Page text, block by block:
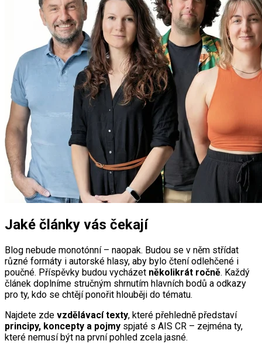
Jaké články vás čekají
Blog nebude monotónní – naopak. Budou se v něm střídat
různé formáty i autorské hlasy, aby bylo čtení odlehčené i
poučné. Příspěvky budou vycházet několikrát ročně. Každý
článek doplníme stručným shrnutím hlavních bodů a odkazy
pro ty, kdo se chtějí ponořit hlouběji do tématu.
Najdete zde vzdělávací texty, které přehledně představí
principy, koncepty a pojmy spjaté s AIS CR – zejména ty,
které nemusí být na první pohled zcela jasné.